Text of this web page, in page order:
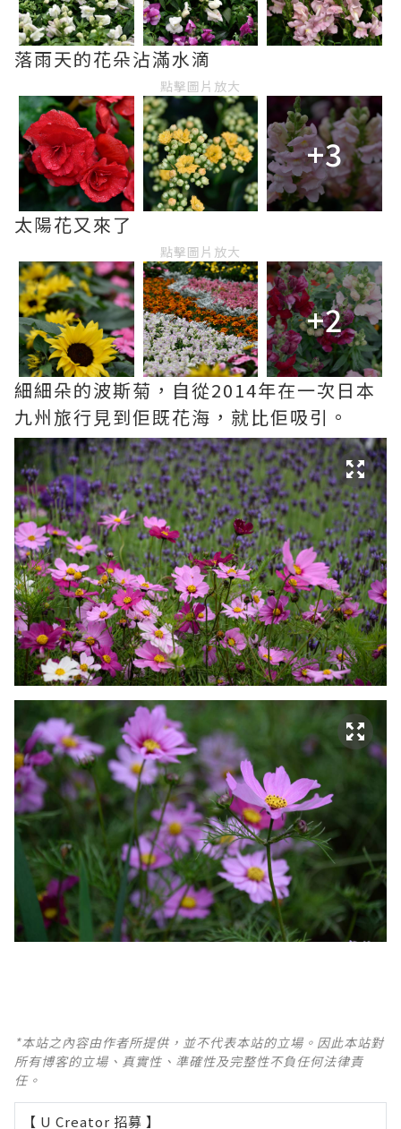
落雨天的花朵沾滿水滴
點擊圖片放大
+3
太陽花又來了
點擊圖片放大
+2
細細朵的波斯菊，自從2014年在一次日本
九州旅行見到佢既花海，就比佢吸引。
*本站之內容由作者所提供，並不代表本站的立場。因此本站對
所有博客的立場、真實性、準確性及完整性不負任何法律責
任。
【 U Creator 招募 】